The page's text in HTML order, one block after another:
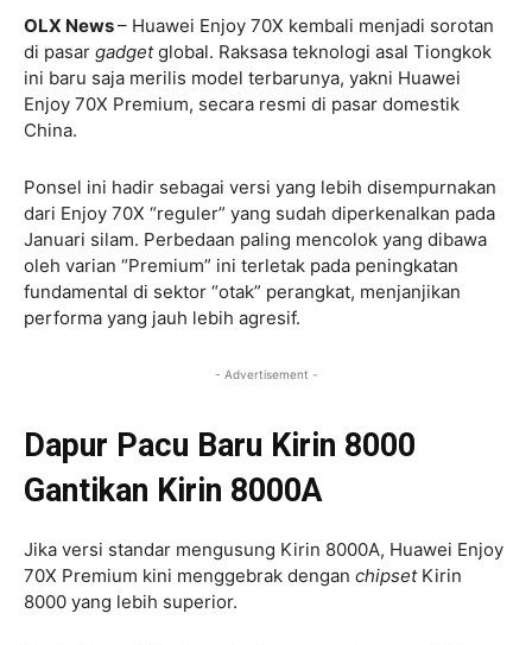
OLX News– Huawei Enjoy 70X kembali menjadi sorotan
di pasar gadgetglobal. Raksasa teknologi asal Tiongkok
ini baru saja merilis model terbarunya, yakni Huawei
Enjoy 70X Premium, secara resmi di pasar domestik
China.
Ponsel ini hadir sebagai versi yang lebih disempurnakan
dari Enjoy 70X “reguler” yang sudah diperkenalkan pada
Januari silam. Perbedaan paling mencolok yang dibawa
oleh varian “Premium” ini terletak pada peningkatan
fundamental di sektor “otak” perangkat, menjanjikan
performa yang jauh lebih agresif.
- Advertisement -
Dapur Pacu Baru Kirin 8000
Gantikan Kirin 8000A
Jika versi standar mengusung Kirin 8000A, Huawei Enjoy
70X Premium kini menggebrak dengan chipsetKirin
8000 yang lebih superior.